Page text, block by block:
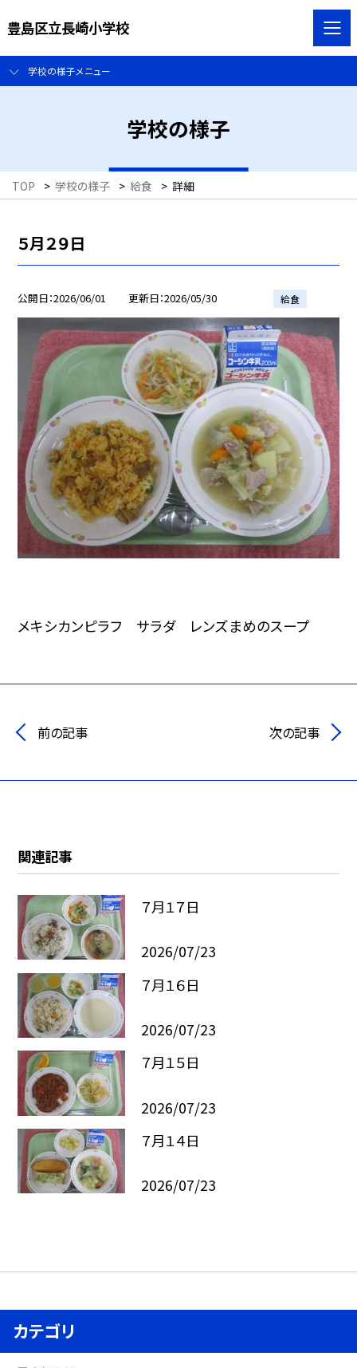
豊島区立長崎小学校
学校の様子メニュー
学校の様子
TOP > 学校の様子 > 給食 > 詳細
５月２９日
公開日 2026/06/01 更新日 2026/05/30 給食
メキシカンピラフ サラダ レンズまめのスープ
前の記事 次の記事
関連記事
７月１７日
2026/07/23
７月１６日
2026/07/23
７月１５日
2026/07/23
７月１４日
2026/07/23
カテゴリ